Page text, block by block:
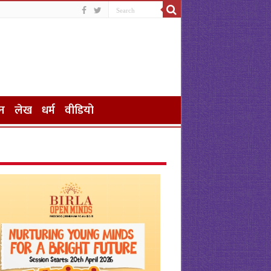
लेख धर्म वीडियो